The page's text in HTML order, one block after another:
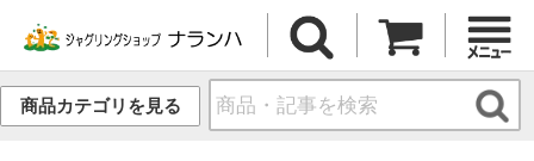
商品カテゴリを見る